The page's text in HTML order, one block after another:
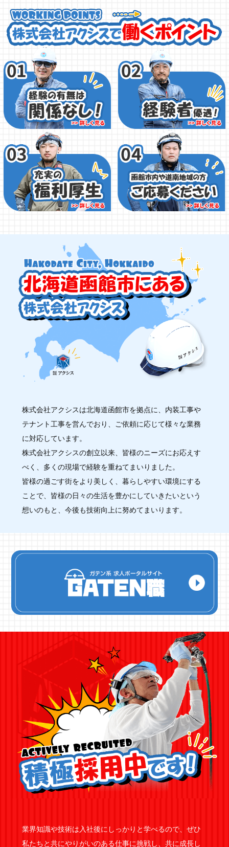
株式会社アクシスは北海道函館市を拠点に、内装工事や
テナント工事を営んでおり、ご依頼に応じて様々な業務
に対応しています。
株式会社アクシスの創立以来、皆様のニーズにお応えす
べく、多くの現場で経験を重ねてまいりました。
皆様の過ごす街をより美しく、暮らしやすい環境にする
ことで、皆様の日々の生活を豊かにしていきたいという
想いのもと、今後も技術向上に努めてまいります。
業界知識や技術は入社後にしっかりと学べるので、ぜひ
私たちと共にやりがいのある仕事に挑戦し、共に成長し